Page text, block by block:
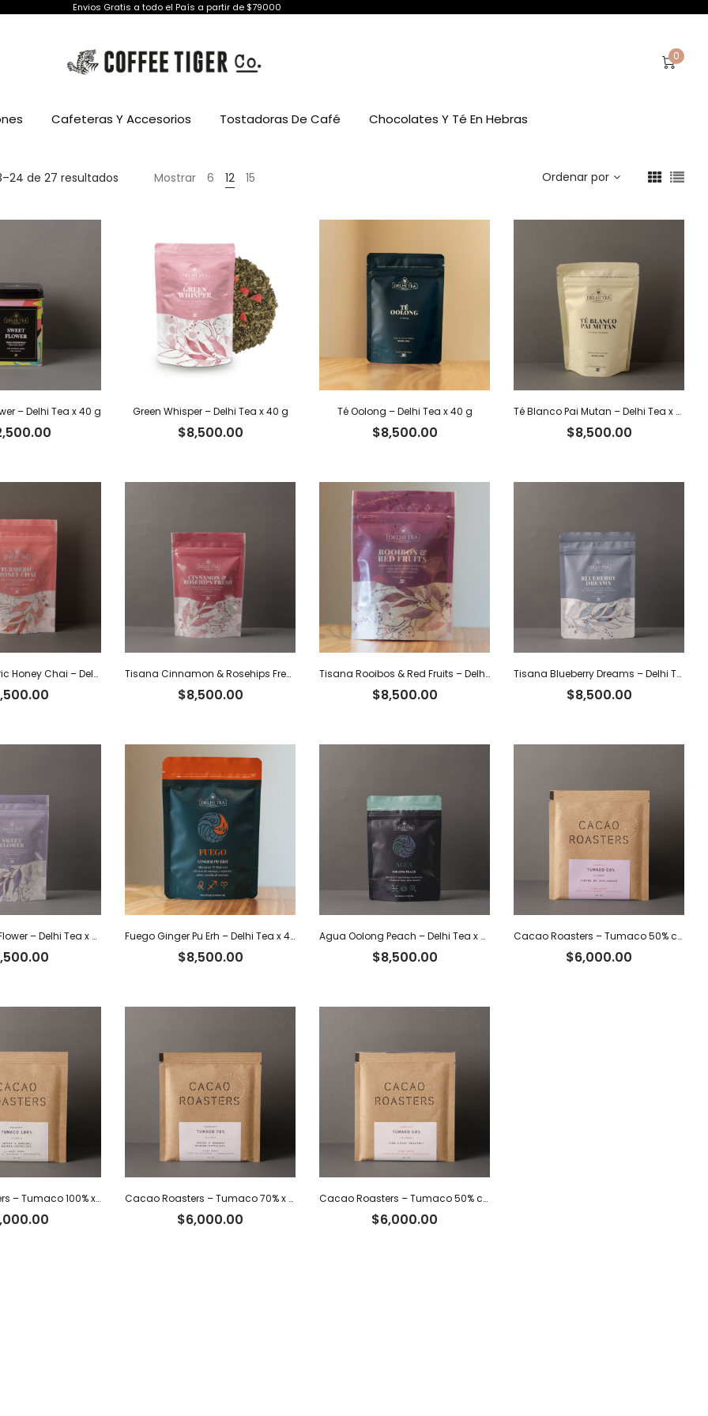
Envios Gratis a todo el País a partir de $79000
0
Cafeteras Y Accesorios Tostadoras De Café Chocolates Y Té En Hebras
de 27 resultados OrdenadoMostrar 6 12 15 Ordenar por
– Delhi Tea x 40 g Green Whisper – Delhi Tea x 40 g
$8,500.00
Té Oolong – Delhi Tea x 40 g
$8,500.00
Té Blanco Pai Mutan – Delhi Tea x 40 g
$8,500.00
Tisana Turmeric Honey Chai – Delhi Tea x 40 g Tisana Cinnamon & Rosehips Fresh – Delhi Tea x 60 g
$8,500.00
Tisana Rooibos & Red Fruits – Delhi Tea x 40 g
$8,500.00
Tisana Blueberry Dreams – Delhi Tea x 60 g
$8,500.00
Tisana Sweet Flower – Delhi Tea x 30 g Fuego Ginger Pu Erh – Delhi Tea x 40 g
$8,500.00
Agua Oolong Peach – Delhi Tea x 40 g
$8,500.00
Cacao Roasters – Tumaco 50% c/crema de avellanas
$6,000.00
Cacao Roasters – Tumaco 100% x 40 g Cacao Roasters – Tumaco 70% x 40 g
$6,000.00
Cacao Roasters – Tumaco 50% c/leche vegetal
$6,000.00